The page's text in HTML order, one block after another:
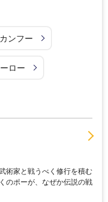
カンフー
ロー
術家と戦うべく修行を積む
のポーが、なぜか伝説の戦